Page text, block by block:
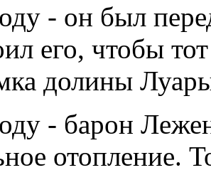
- он был
его, чтобы
долины
- барон
отопление.